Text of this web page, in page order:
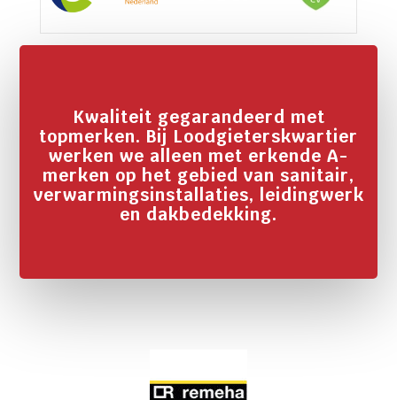
Kwaliteit gegarandeerd met
topmerken. Bij Loodgieterskwartier
werken we alleen met erkende A-
merken op het gebied van sanitair,
verwarmingsinstallaties, leidingwerk
en dakbedekking.